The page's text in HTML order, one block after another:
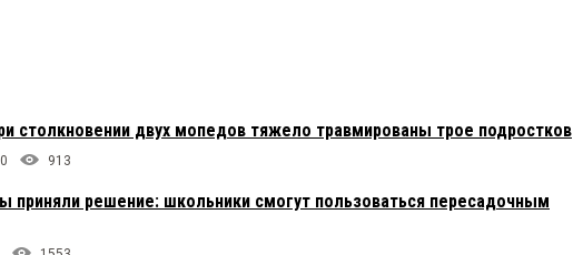
столкновении двух мопедов тяжело травмированы трое подростков
0 913
приняли решение: школьники смогут пользоваться пересадочным